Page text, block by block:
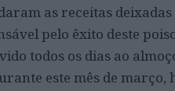
as receitas
pelo êxito deste
todos os dias ao
este mês de